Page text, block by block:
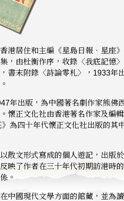
港居住和主編《星島日報．星座
，由杜衡作序，收錄〈我底記憶
書末附錄〈詩論零札〉，1933年
年出版，為中國著名劇作家熊佛
懷正文化社由香港著名作家及編
為四十年代懷正文化社出版的其
散文形式寫成的個人遊記，出版
映了作者在三十年代初期訪港時
。
中國現代文學方面的館藏，並為